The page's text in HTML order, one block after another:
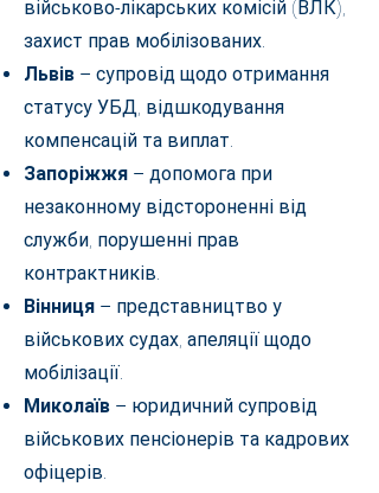
військово-лікарських комісій (ВЛК),
захист прав мобілізованих.
Львів – супровід щодо отримання
статусу УБД, відшкодування
компенсацій та виплат.
Запоріжжя – допомога при
незаконному відстороненні від
служби, порушенні прав
контрактників.
Вінниця – представництво у
військових судах, апеляції щодо
мобілізації.
Миколаїв – юридичний супровід
військових пенсіонерів та кадрових
офіцерів.